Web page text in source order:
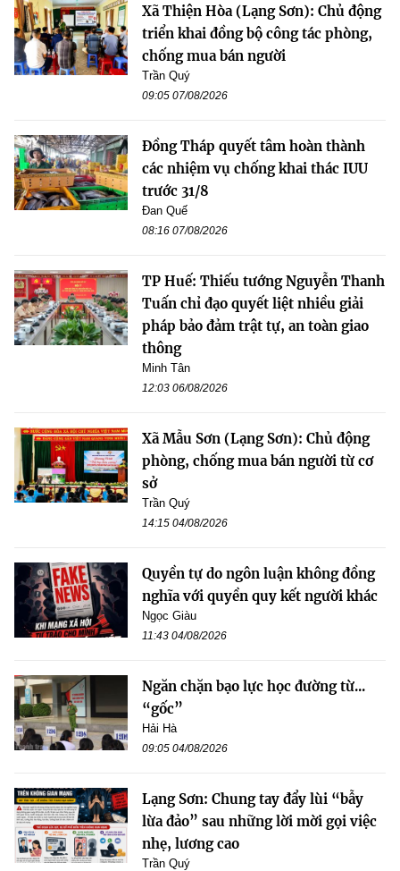
Xã Thiện Hòa (Lạng Sơn): Chủ động
triển khai đồng bộ công tác phòng,
chống mua bán người
Trần Quý
09:05 07/08/2026
Đồng Tháp quyết tâm hoàn thành
các nhiệm vụ chống khai thác IUU
trước 31/8
Đan Quế
08:16 07/08/2026
TP Huế: Thiếu tướng Nguyễn Thanh
Tuấn chỉ đạo quyết liệt nhiều giải
pháp bảo đảm trật tự, an toàn giao
thông
Minh Tân
12:03 06/08/2026
Xã Mẫu Sơn (Lạng Sơn): Chủ động
phòng, chống mua bán người từ cơ
sở
Trần Quý
14:15 04/08/2026
Quyền tự do ngôn luận không đồng
nghĩa với quyền quy kết người khác
Ngọc Giàu
11:43 04/08/2026
Ngăn chặn bạo lực học đường từ...
“gốc”
Hải Hà
09:05 04/08/2026
Lạng Sơn: Chung tay đẩy lùi “bẫy
lừa đảo” sau những lời mời gọi việc
nhẹ, lương cao
Trần Quý